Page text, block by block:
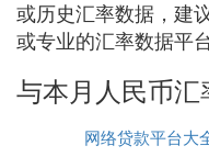
或历史汇率数据，建
或专业的汇率数据平台
与本月人民币
网络贷款平台大